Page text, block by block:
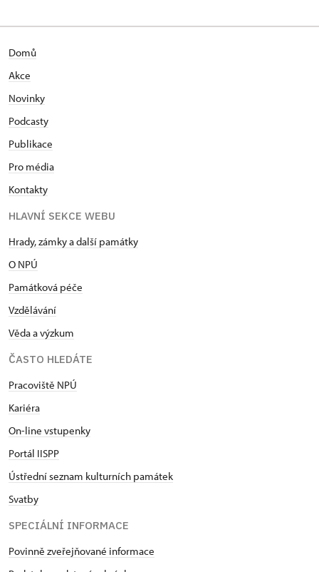
Domů
Akce
Novinky
Podcasty
Publikace
Pro média
Kontakty
HLAVNÍ SEKCE WEBU
Hrady, zámky a další památky
O NPÚ
Památková péče
Vzdělávání
Věda a výzkum
ČASTO HLEDÁTE
Pracoviště NPÚ
Kariéra
On-line vstupenky
Portál IISPP
Ústřední seznam kulturních památek
Svatby
SPECIÁLNÍ INFORMACE
Povinně zveřejňované informace